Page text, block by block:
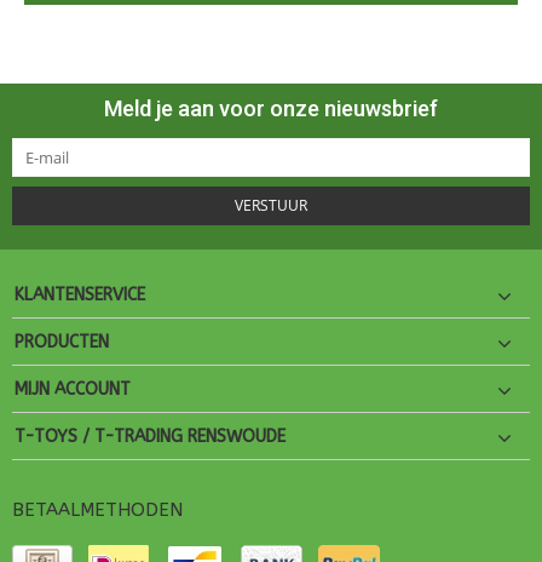
Meld je aan voor onze nieuwsbrief
VERSTUUR
KLANTENSERVICE
PRODUCTEN
MIJN ACCOUNT
T-TOYS / T-TRADING RENSWOUDE
BETAALMETHODEN